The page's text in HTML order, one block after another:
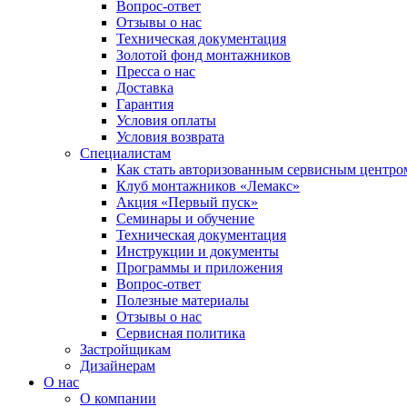
Вопрос-ответ
Отзывы о нас
Техническая документация
Золотой фонд монтажников
Пресса о нас
Доставка
Гарантия
Условия оплаты
Условия возврата
Специалистам
Как стать авторизованным сервисным
Клуб монтажников «Лемакс»
Акция «Первый пуск»
Семинары и обучение
Техническая документация
Инструкции и документы
Программы и приложения
Вопрос-ответ
Полезные материалы
Отзывы о нас
Сервисная политика
Застройщикам
Дизайнерам
О нас
О компании